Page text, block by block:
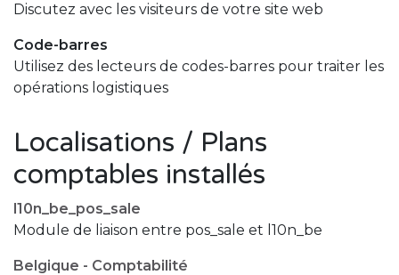
Discutez avec les visiteurs de votre site web
Code-barres
Utilisez des lecteurs de codes-barres pour traiter les
opérations logistiques
Localisations / Plans
comptables installés
l10n_be_pos_sale
Module de liaison entre pos_sale et l10n_be
Belgique - Comptabilité